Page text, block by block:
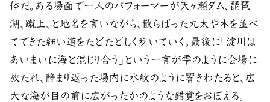
体だ。ある場面で一人のパフォーマーが天ヶ瀬ダム、琵琶
湖、蹴上、と地名を言いながら、散らばった丸太や木を並べ
てできた細い道をたどたどしく歩いていく。最後に「淀川は
あいまいに海と混じり合う」という一言が雫のように会場に
放たれ、静まり返った場内に水紋のように響きわたると、広
大な海が目の前に広がったかのような錯覚をおぼえる。